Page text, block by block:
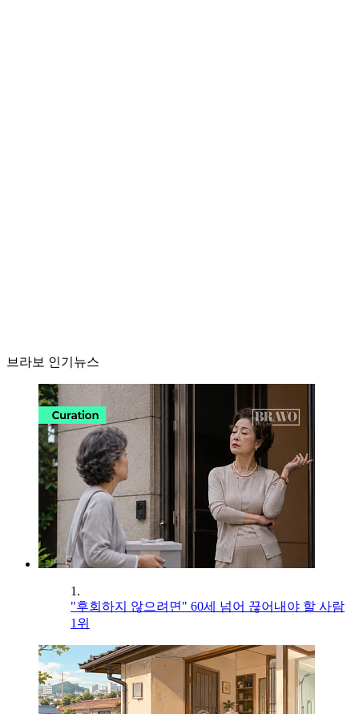
브라보 인기뉴스
1.
"후회하지 않으려면" 60세 넘어 끊어내야 할 사람
1위